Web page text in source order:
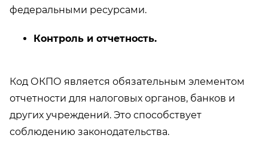
федеральными ресурсами.
Контроль и отчетность.
Код ОКПО является обязательным элементом
отчетности для налоговых органов, банков и
других учреждений. Это способствует
соблюдению законодательства.